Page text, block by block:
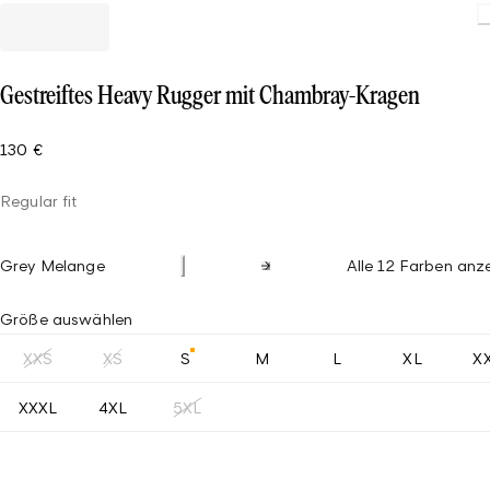
Gestreiftes Heavy Rugger mit Chambray-Kragen
130 €
Regular fit
Grey Melange Alle 12 Farben
Größe auswählen
XXS XS S M L XL
XXXL 4XL 5XL